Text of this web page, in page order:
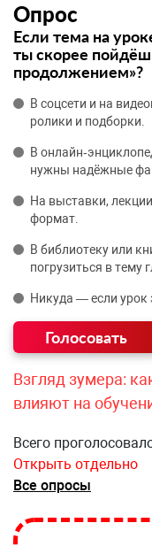
Опрос
Если тема на
ты скорее
продолжением»?
В соцсети и на
ролики и подборки.
В
нужны надёжные
На выставки,
формат.
В библиотеку или
погрузиться в тему
Никуда — если урок
Взгляд зумера:
влияют на
Всего
Открыть отдельно
Все опросы